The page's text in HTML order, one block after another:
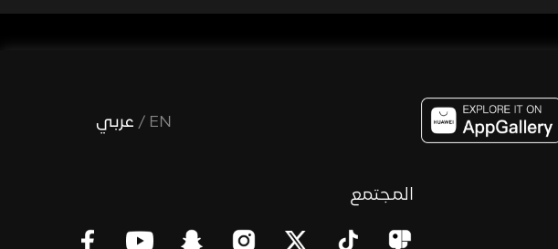
EN
/ عربي
المجتمع